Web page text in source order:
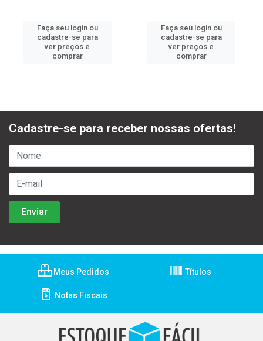
Faça seu login ou
cadastre-se para
ver preços e
comprar
Faça seu login ou
cadastre-se para
ver preços e
comprar
Cadastre-se para receber nossas ofertas!
Meus Pedidos Títulos
Notas Fiscais